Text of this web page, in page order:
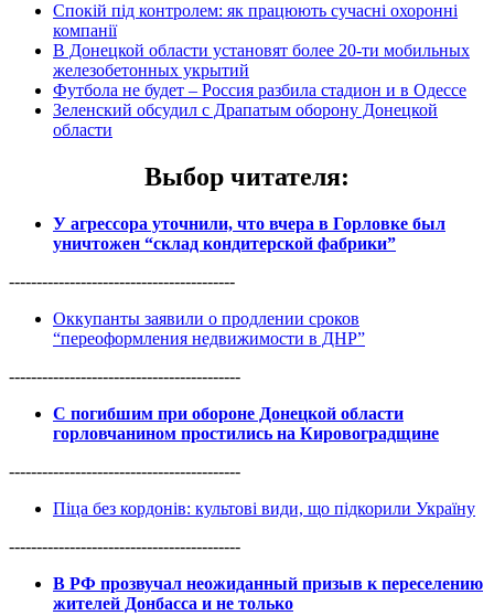
Спокій під контролем: як працюють сучасні охоронні
компанії
В Донецкой области установят более 20-ти мобильных
железобетонных укрытий
Футбола не будет – Россия разбила стадион и в Одессе
Зеленский обсудил с Драпатым оборону Донецкой
области
Выбор читателя:
У агрессора уточнили, что вчера в Горловке был
уничтожен “склад кондитерской фабрики”
-----------------------------------------
Оккупанты заявили о продлении сроков
“переоформления недвижимости в ДНР”
------------------------------------------
С погибшим при обороне Донецкой области
горловчанином простились на Кировоградщине
------------------------------------------
Піца без кордонів: культові види, що підкорили Україну
------------------------------------------
В РФ прозвучал неожиданный призыв к переселению
жителей Донбасса и не только